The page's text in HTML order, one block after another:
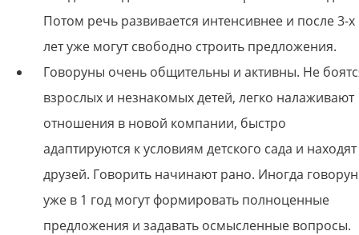
Потом речь развивается интенсивнее и после 3-х
лет уже могут свободно строить предложения.
Говоруны очень общительны и активны. Не
взрослых и незнакомых детей, легко налаживают
отношения в новой компании, быстро
адаптируются к условиям детского сада и находят
друзей. Говорить начинают рано. Иногда
уже в 1 год могут формировать полноценные
предложения и задавать осмысленные вопросы.